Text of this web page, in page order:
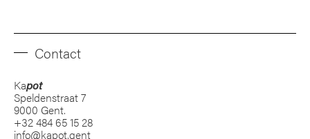
Contact
Kapot
Speldenstraat 7
9000 Gent.
+32 484 65 15 28
info@kapot.gent